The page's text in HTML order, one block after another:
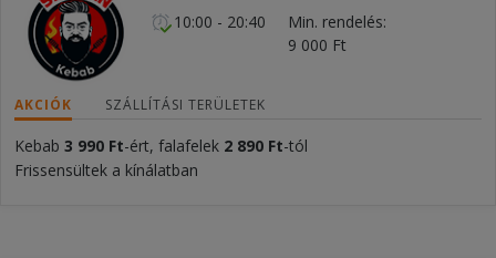
10:00 - 20:40
Min. rendelés
9 000 Ft
AKCIÓK SZÁLLÍTÁSI TERÜLETEK
Kebab 3 990 Ft-ért, falafelek 2 890 Ft-tól
Frissensültek a kínálatban